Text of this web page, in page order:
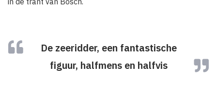
De zeeridder, een fantastische
figuur, halfmens en halfvis